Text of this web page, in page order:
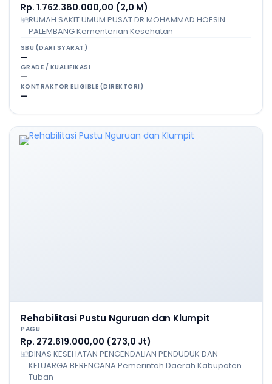
Rp. 1.762.380.000,00 (2,0 M)
RUMAH SAKIT UMUM PUSAT DR MOHAMMAD HOESIN
PALEMBANG Kementerian Kesehatan
SBU (DARI SYARAT)
—
GRADE / KUALIFIKASI
—
KONTRAKTOR ELIGIBLE (DIREKTORI)
—
Rehabilitasi Pustu Nguruan dan Klumpit
PAGU
Rp. 272.619.000,00 (273,0 Jt)
DINAS KESEHATAN PENGENDALIAN PENDUDUK DAN
KELUARGA BERENCANA Pemerintah Daerah Kabupaten
Tuban